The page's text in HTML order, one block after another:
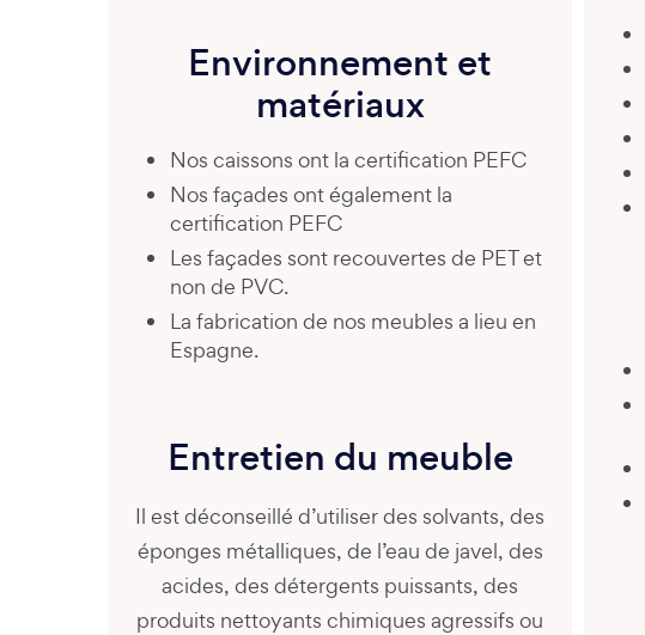
Environnement et
matériaux
Nos caissons ont la certification PEFC
Nos façades ont également la
certification PEFC
Les façades sont recouvertes de PET et
non de PVC.
La fabrication de nos meubles a lieu en
Espagne.
Entretien du meuble
Il est déconseillé d’utiliser des solvants, des
éponges métalliques, de l’eau de javel, des
acides, des détergents puissants, des
produits nettoyants chimiques agressifs ou